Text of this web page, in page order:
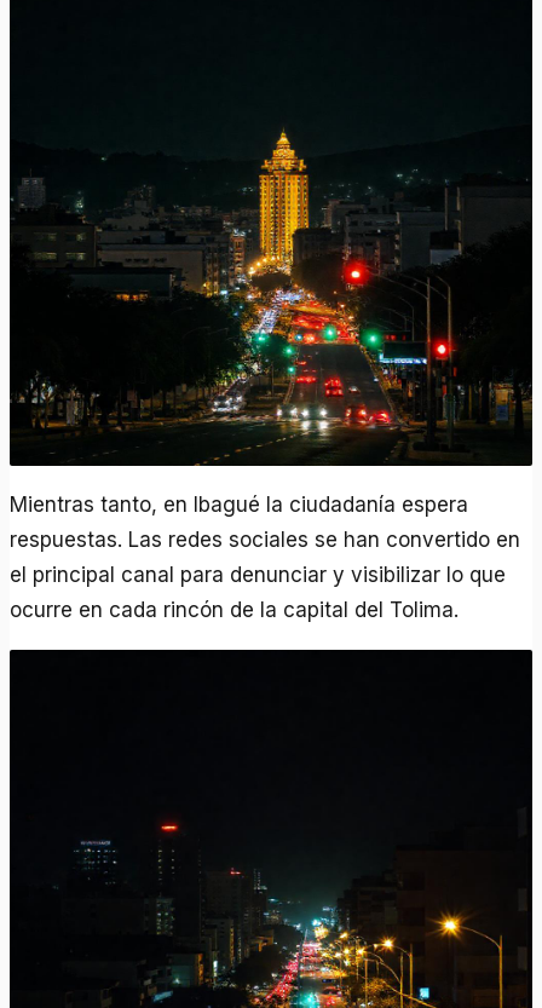
Mientras tanto, en Ibagué la ciudadanía espera
respuestas. Las redes sociales se han convertido en
el principal canal para denunciar y visibilizar lo que
ocurre en cada rincón de la capital del Tolima.